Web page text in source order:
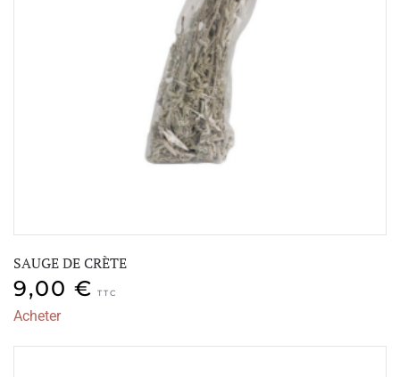
SAUGE DE CRÈTE
9,00 € TTC
Acheter